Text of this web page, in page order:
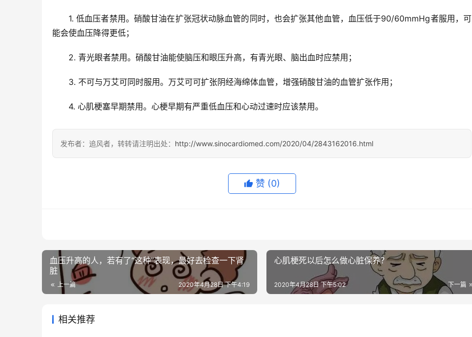
1. 低血压者禁用。硝酸甘油在扩张冠状动脉血管的同时，也会扩张其他血管，血压低于90/60mmHg者服用，可
能会使血压降得更低；
2. 青光眼者禁用。硝酸甘油能使脑压和眼压升高，有青光眼、脑出血时应禁用；
3. 不可与万艾可同时服用。万艾可可扩张阴经海绵体血管，增强硝酸甘油的血管扩张作用；
4. 心肌梗塞早期禁用。心梗早期有严重低血压和心动过速时应该禁用。
发布者：追风者，转转请注明出处： http://www.sinocardiomed.com/2020/04/2843162016.html
赞 (0)
血压升高的人，若有了“这种”表现，最好去检查一下肾
脏
上一篇 2020年4月28日 下午4:19
心肌梗死以后怎么做心脏保养？
下一篇
2020年4月28日 下午5:02
相关推荐